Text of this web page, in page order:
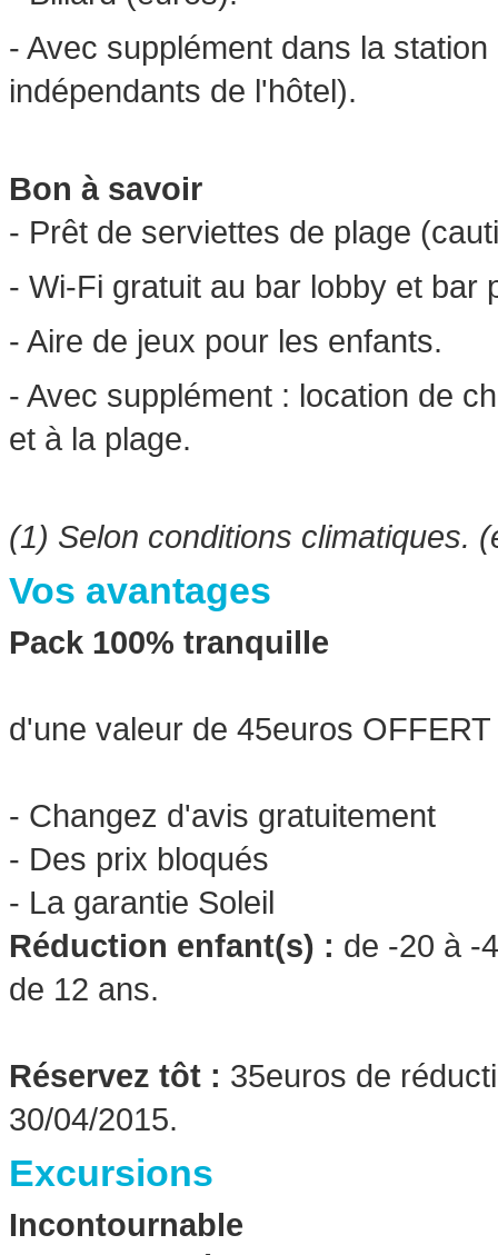
- Avec supplément dans la
indépendants de l'hôtel).
Bon à savoir
- Prêt de serviettes de plage
- Wi-Fi gratuit au bar lobby et bar
- Aire de jeux pour les enfants.
- Avec supplément : location de
et à la plage.
(1) Selon conditions climatiques.
Vos avantages
Pack 100% tranquille
d'une valeur de 45euros OFFERT
- Changez d'avis gratuitement
- Des prix bloqués
- La garantie Soleil
Réduction enfant(s) : de -20 à -
de 12 ans.
Réservez tôt : 35euros de
30/04/2015.
Excursions
Incontournable